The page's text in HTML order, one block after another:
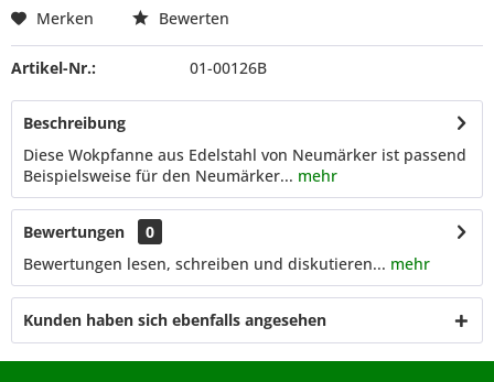
Merken Bewerten
Artikel-Nr.: 01-00126B
Beschreibung
Diese Wokpfanne aus Edelstahl von Neumärker ist passend
Beispielsweise für den Neumärker... mehr
Bewertungen
0
Bewertungen lesen, schreiben und diskutieren... mehr
Kunden haben sich ebenfalls angesehen